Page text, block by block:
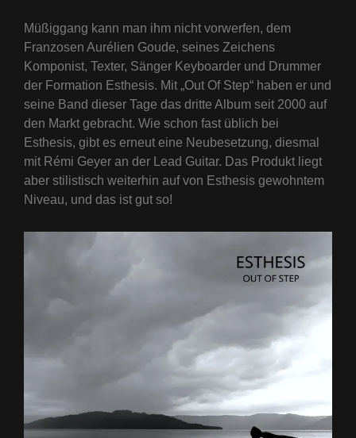
Müßiggang kann man ihm nicht vorwerfen, dem
Franzosen Aurélien Goude, seines Zeichens
Komponist, Texter, Sänger Keyboarder und Drummer
der Formation Esthesis. Mit „Out Of Step“ haben er und
seine Band dieser Tage das dritte Album seit 2000 auf
den Markt gebracht. Wie schon fast üblich bei
Esthesis, gibt es erneut eine Neubesetzung, diesmal
mit Rémi Geyer an der Lead Guitar. Das Produkt liegt
aber stilistisch weiterhin auf von Esthesis gewohntem
Niveau, und das ist gut so!